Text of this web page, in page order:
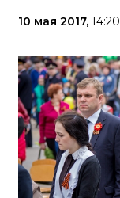
10 мая 2017, 14:20